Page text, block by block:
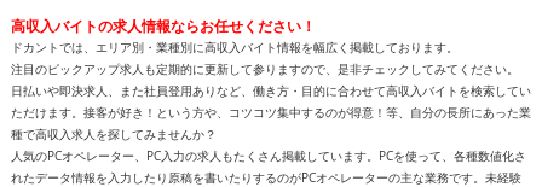
高収入バイトの求人情報ならお任せください！
ドカントでは、エリア別・業種別に高収入バイト情報を幅広く掲載しております。
注目のピックアップ求人も定期的に更新して参りますので、是非チェックしてみてください。
日払いや即決求人、また社員登用ありなど、働き方・目的に合わせて高収入バイトを検索してい
ただけます。接客が好き！という方や、コツコツ集中するのが得意！等、自分の長所にあった業
種で高収入求人を探してみませんか？
人気のPCオペレーター、PC入力の求人もたくさん掲載しています。PCを使って、各種数値化さ
れたデータ情報を入力したり原稿を書いたりするのがPCオペレーターの主な業務です。未経験